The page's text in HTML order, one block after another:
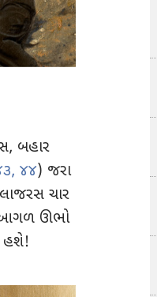
બહાર
૪૪) જરા
ચાર
આગળ ઊભો
હશે!